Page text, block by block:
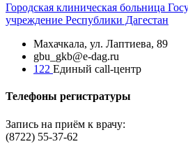
Городская клиническая больница
учреждение Республики Дагестан
Махачкала, ​ул. Лаптиева, 89
gbu_gkb@e-dag.ru
122 Единый call-центр
Телефоны регистратуры
Запись на приём к врачу:
(8722) 55-37-62